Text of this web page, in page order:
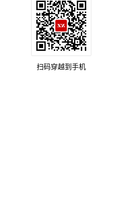
扫码穿越到手机